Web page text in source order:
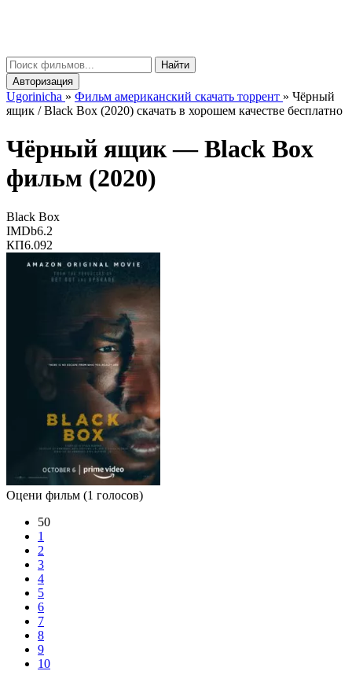
Найти
Авторизация
Ugorinicha » Фильм американский скачать торрент » Чёрный
ящик / Black Box (2020) скачать в хорошем качестве бесплатно
Чёрный ящик —Black Box
фильм (2020)
Black Box
IMDb6.2
КП6.092
Оцени фильм (1 голосов)
50
1
2
3
4
5
6
7
8
9
10